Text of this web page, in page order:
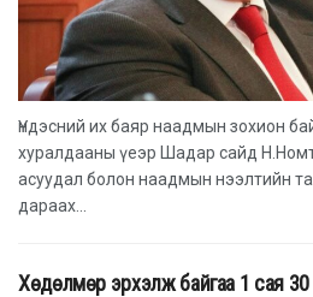
Үндэсний их баяр наадмын зохион
хуралдааны үеэр Шадар сайд
асуудал болон наадмын нээлтийн
дараах...
Хөдөлмөр эрхэлж байгаа 1 сая